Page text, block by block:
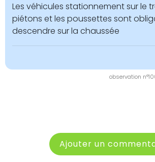
observation
Les véhicules stationnement sur le
piétons et les poussettes sont
descendre sur la chaussée
Ajouter un